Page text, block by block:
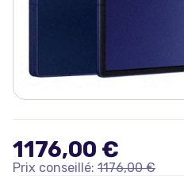
1176,00 €
Prix conseillé: 1176,00 €